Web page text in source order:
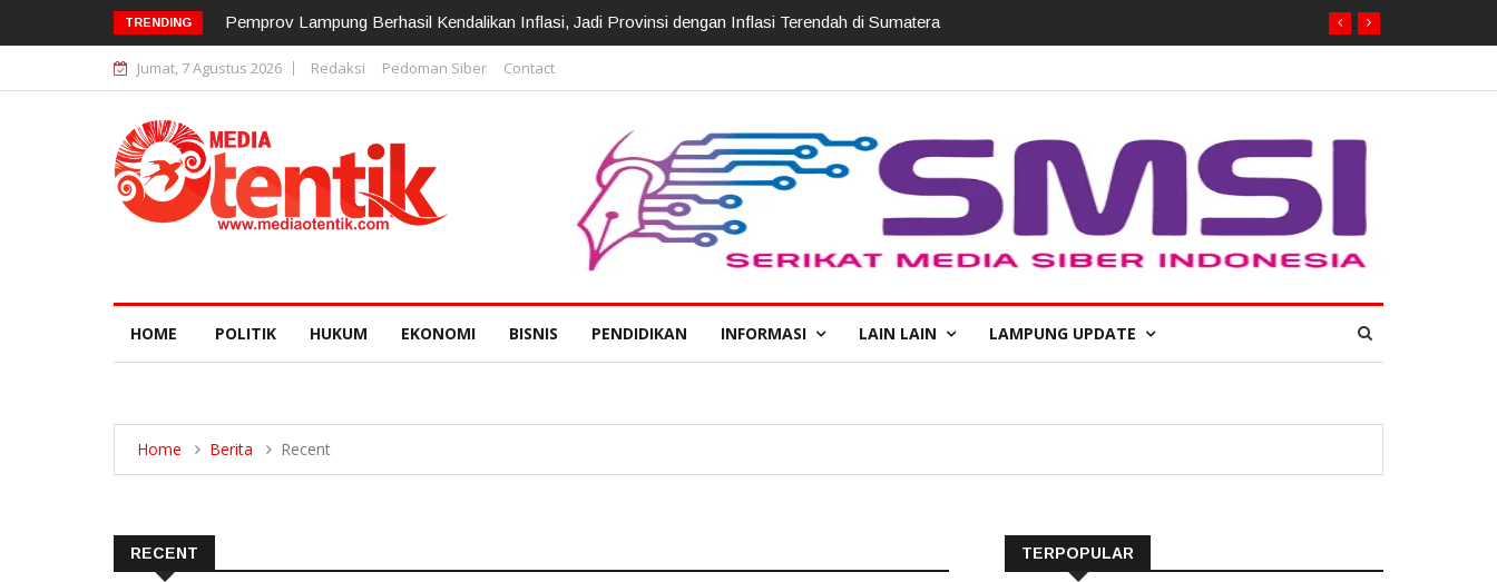
TRENDING 12 Pejabat Strategis Polda Lampung Dirotasi, Kapolda: Perkuat Pelayanan Polri Presisi
Jumat, 7 Agustus 2026 Redaksi Pedoman Siber Contact
HOME POLITIK HUKUM EKONOMI BISNIS PENDIDIKAN INFORMASI LAIN LAIN LAMPUNG UPDATE
Home Berita Recent
RECENT TERPOPULAR